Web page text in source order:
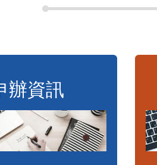
辦資訊